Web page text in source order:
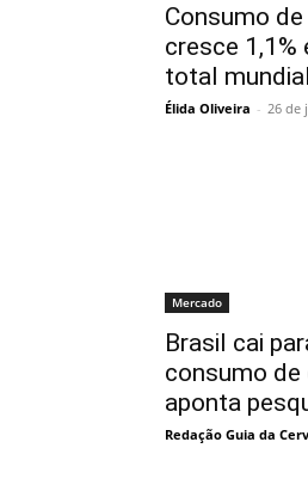
Consumo
cresce 1,1%
total mundial
Élida Oliveira - 26 de
Mercado
Brasil cai
consumo de
aponta
Redação Guia da